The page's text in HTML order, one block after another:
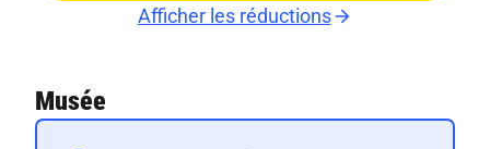
Afficher les réductions
Musée